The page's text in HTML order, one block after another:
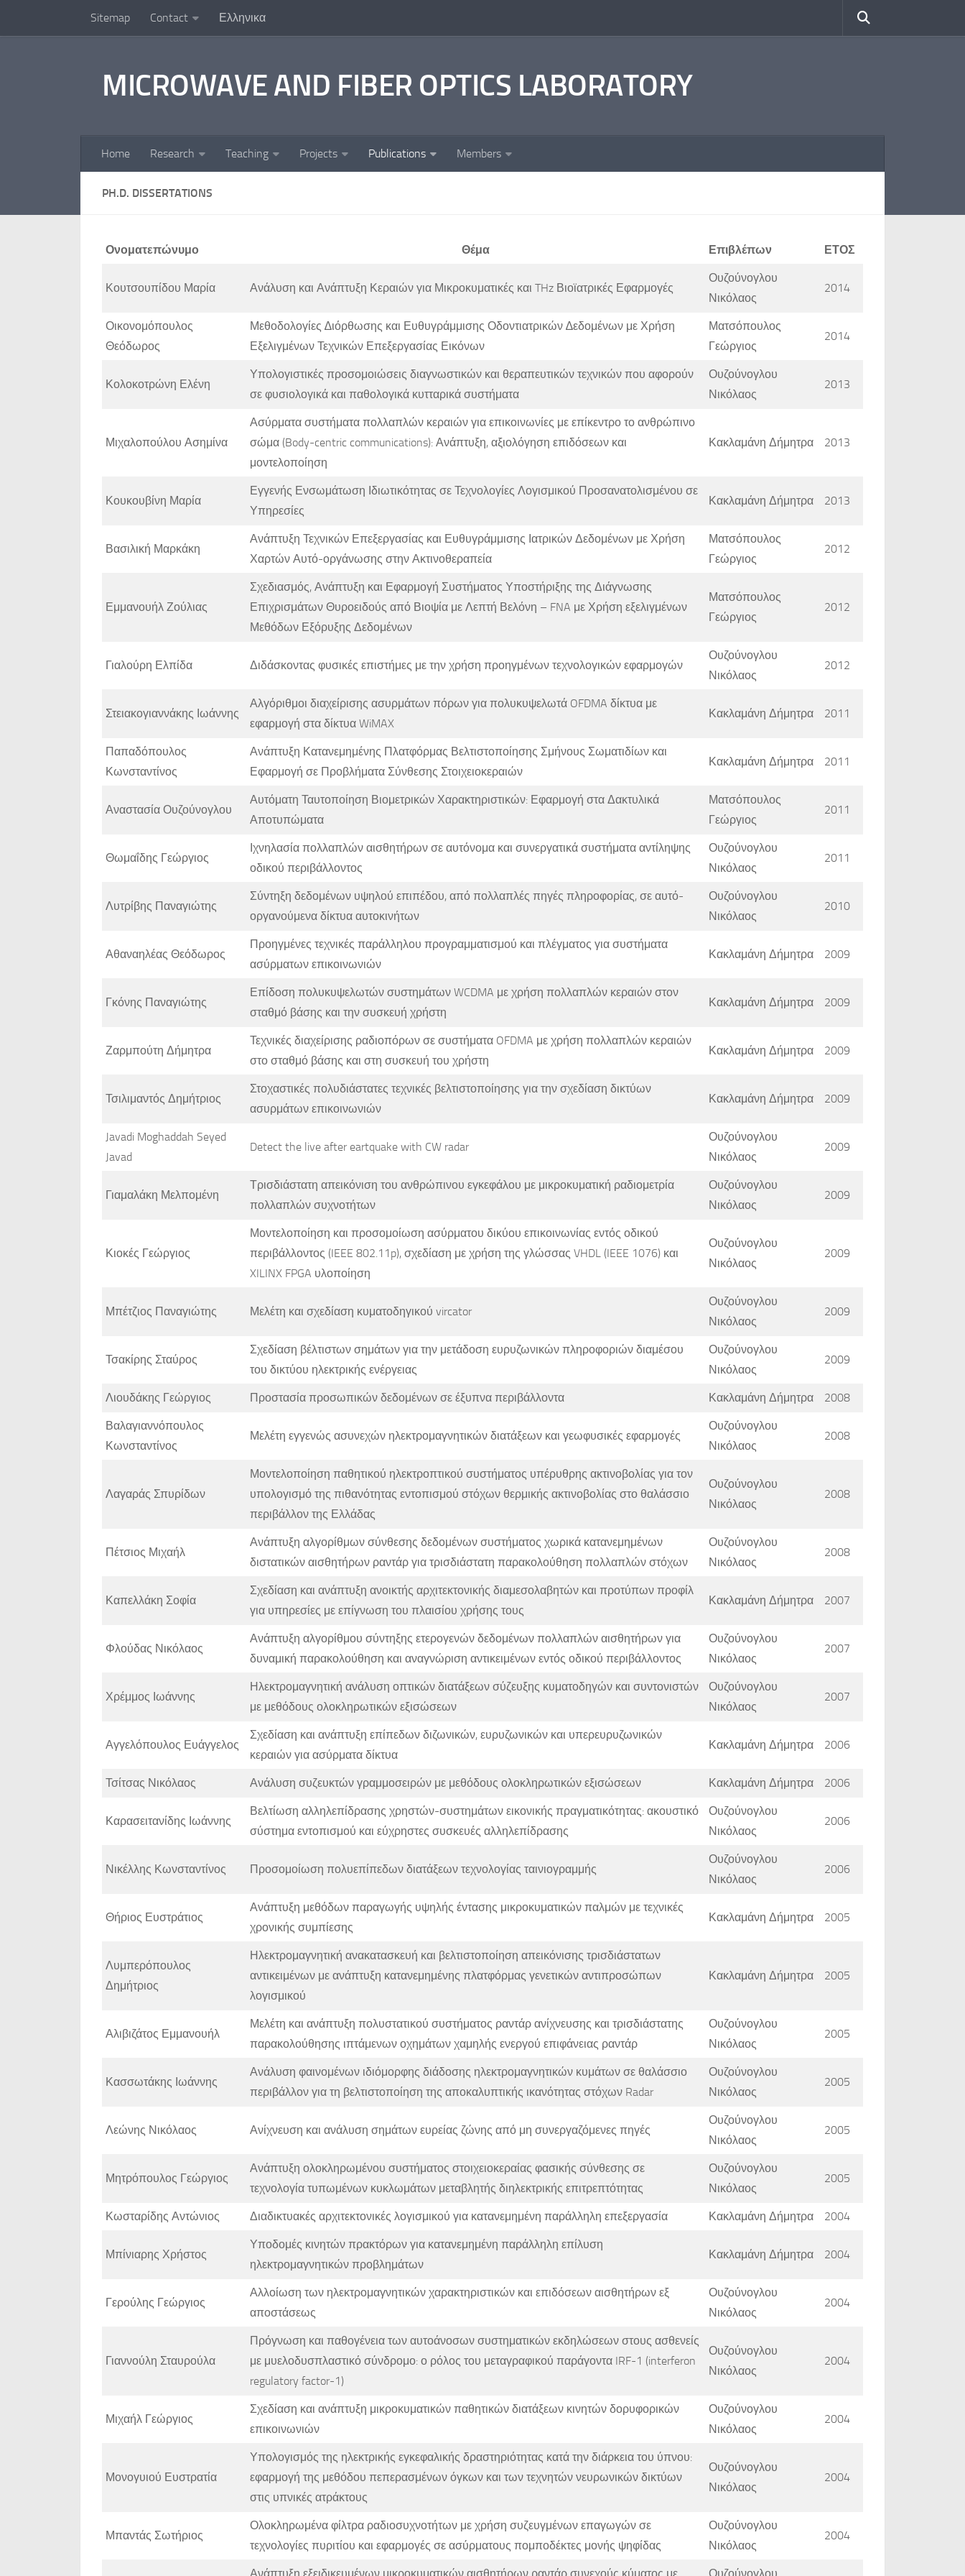
Skip to contentSitemap Contact Ελληνικα
MICROWAVE AND FIBER OPTICS LABORATORY
Home Research Teaching Projects Publications Members
PH.D. DISSERTATIONS
Ονοματεπώνυμο Θέμα Επιβλέπων ΕΤΟΣ
Κουτσουπίδου Μαρία Ανάλυση και Ανάπτυξη Κεραιών για Μικροκυματικές και THz Βιοϊατρικές Εφαρμογές
Ουζούνογλου
Νικόλαος
2014
Οικονομόπουλος
Θεόδωρος
Μεθοδολογίες ∆ιόρθωσης και Ευθυγράμμισης Οδοντιατρικών ∆εδομένων με Χρήση
Εξελιγμένων Τεχνικών Επεξεργασίας Εικόνων
Ματσόπουλος
Γεώργιος
2014
Κολοκοτρώνη Ελένη
Υπολογιστικές προσομοιώσεις διαγνωστικών και θεραπευτικών τεχνικών που αφορούν
σε φυσιολογικά και παθολογικά κυτταρικά συστήματα
Ουζούνογλου
Νικόλαος
2013
Μιχαλοπούλου Ασημίνα
Ασύρματα συστήματα πολλαπλών κεραιών για επικοινωνίες με επίκεντρο το ανθρώπινο
σώμα (Body-centric communications): Ανάπτυξη, αξιολόγηση επιδόσεων και
μοντελοποίηση
Κακλαμάνη Δήμητρα 2013
Κουκουβίνη Μαρία
Εγγενής Ενσωμάτωση Ιδιωτικότητας σε Τεχνολογίες Λογισμικού Προσανατολισμένου σε
Υπηρεσίες
Κακλαμάνη Δήμητρα 2013
Βασιλική Μαρκάκη
Ανάπτυξη Τεχνικών Επεξεργασίας και Ευθυγράμμισης Ιατρικών Δεδομένων με Χρήση
Χαρτών Αυτό-οργάνωσης στην Ακτινοθεραπεία
Ματσόπουλος
Γεώργιος
2012
Εμμανουήλ Ζούλιας
Σχεδιασμός, Ανάπτυξη και Εφαρμογή Συστήματος Υποστήριξης της Διάγνωσης
Επιχρισμάτων Θυροειδούς από Βιοψία με Λεπτή Βελόνη – FNA με Χρήση εξελιγμένων
Μεθόδων Εξόρυξης Δεδομένων
Ματσόπουλος
Γεώργιος
2012
Γιαλούρη Ελπίδα Διδάσκοντας φυσικές επιστήμες με την χρήση προηγμένων τεχνολογικών εφαρμογών
Ουζούνογλου
Νικόλαος
2012
Στειακογιαννάκης Ιωάννης
Αλγόριθμοι διαχείρισης ασυρμάτων πόρων για πολυκυψελωτά OFDMA δίκτυα με
εφαρμογή στα δίκτυα WiMAX
Κακλαμάνη Δήμητρα 2011
Παπαδόπουλος
Κωνσταντίνος
Ανάπτυξη Κατανεμημένης Πλατφόρμας Βελτιστοποίησης Σμήνους Σωματιδίων και
Εφαρμογή σε Προβλήματα Σύνθεσης Στοιχειοκεραιών
Κακλαμάνη Δήμητρα 2011
Αναστασία Ουζούνογλου
Αυτόματη Ταυτοποίηση Βιομετρικών Χαρακτηριστικών: Εφαρμογή στα Δακτυλικά
Αποτυπώματα
Ματσόπουλος
Γεώργιος
2011
Θωμαΐδης Γεώργιος
Ιχνηλασία πολλαπλών αισθητήρων σε αυτόνομα και συνεργατικά συστήματα αντίληψης
οδικού περιβάλλοντος
Ουζούνογλου
Νικόλαος
2011
Λυτρίβης Παναγιώτης
Σύντηξη δεδομένων υψηλού επιπέδου, από πολλαπλές πηγές πληροφορίας, σε αυτό-
οργανούμενα δίκτυα αυτοκινήτων
Ουζούνογλου
Νικόλαος
2010
Αθαναηλέας Θεόδωρος
Προηγμένες τεχνικές παράλληλου προγραμματισμού και πλέγματος για συστήματα
ασύρματων επικοινωνιών
Κακλαμάνη Δήμητρα 2009
Γκόνης Παναγιώτης
Επίδοση πολυκυψελωτών συστημάτων WCDMA με χρήση πολλαπλών κεραιών στον
σταθμό βάσης και την συσκευή χρήστη
Κακλαμάνη Δήμητρα 2009
Ζαρμπούτη Δήμητρα
Τεχνικές διαχείρισης ραδιοπόρων σε συστήματα OFDMA με χρήση πολλαπλών κεραιών
στο σταθμό βάσης και στη συσκευή του χρήστη
Κακλαμάνη Δήμητρα 2009
Τσιλιμαντός Δημήτριος
Στοχαστικές πολυδιάστατες τεχνικές βελτιστοποίησης για την σχεδίαση δικτύων
ασυρμάτων επικοινωνιών
Κακλαμάνη Δήμητρα 2009
Javadi Moghaddah Seyed
Javad
Detect the live after eartquake with CW radar
Ουζούνογλου
Νικόλαος
2009
Γιαμαλάκη Μελπομένη
Τρισδιάστατη απεικόνιση του ανθρώπινου εγκεφάλου με μικροκυματική ραδιομετρία
πολλαπλών συχνοτήτων
Ουζούνογλου
Νικόλαος
2009
Κιοκές Γεώργιος
Μοντελοποίηση και προσομοίωση ασύρματου δικύου επικοινωνίας εντός οδικού
περιβάλλοντος (IEEE 802.11p), σχεδίαση με χρήση της γλώσσας VHDL (IEEE 1076) και
XILINX FPGA υλοποίηση
Ουζούνογλου
Νικόλαος
2009
Μπέτζιος Παναγιώτης Μελέτη και σχεδίαση κυματοδηγικού vircator
Ουζούνογλου
Νικόλαος
2009
Τσακίρης Σταύρος
Σχεδίαση βέλτιστων σημάτων για την μετάδοση ευρυζωνικών πληροφοριών διαμέσου
του δικτύου ηλεκτρικής ενέργειας
Ουζούνογλου
Νικόλαος
2009
Λιουδάκης Γεώργιος Προστασία προσωπικών δεδομένων σε έξυπνα περιβάλλοντα Κακλαμάνη Δήμητρα 2008
Βαλαγιαννόπουλος
Κωνσταντίνος
Μελέτη εγγενώς ασυνεχών ηλεκτρομαγνητικών διατάξεων και γεωφυσικές εφαρμογές
Ουζούνογλου
Νικόλαος
2008
Λαγαράς Σπυρίδων
Μοντελοποίηση παθητικού ηλεκτροπτικού συστήματος υπέρυθρης ακτινοβολίας για τον
υπολογισμό της πιθανότητας εντοπισμού στόχων θερμικής ακτινοβολίας στο θαλάσσιο
περιβάλλον της Ελλάδας
Ουζούνογλου
Νικόλαος
2008
Πέτσιος Μιχαήλ
Ανάπτυξη αλγορίθμων σύνθεσης δεδομένων συστήματος χωρικά κατανεμημένων
διστατικών αισθητήρων ραντάρ για τρισδιάστατη παρακολούθηση πολλαπλών στόχων
Ουζούνογλου
Νικόλαος
2008
Καπελλάκη Σοφία
Σχεδίαση και ανάπτυξη ανοικτής αρχιτεκτονικής διαμεσολαβητών και προτύπων προφίλ
για υπηρεσίες με επίγνωση του πλαισίου χρήσης τους
Κακλαμάνη Δήμητρα 2007
Φλούδας Νικόλαος
Ανάπτυξη αλγορίθμου σύντηξης ετερογενών δεδομένων πολλαπλών αισθητήρων για
δυναμική παρακολούθηση και αναγνώριση αντικειμένων εντός οδικού περιβάλλοντος
Ουζούνογλου
Νικόλαος
2007
Χρέμμος Ιωάννης
Ηλεκτρομαγνητική ανάλυση οπτικών διατάξεων σύζευξης κυματοδηγών και συντονιστών
με μεθόδους ολοκληρωτικών εξισώσεων
Ουζούνογλου
Νικόλαος
2007
Αγγελόπουλος Ευάγγελος
Σχεδίαση και ανάπτυξη επίπεδων διζωνικών, ευρυζωνικών και υπερευρυζωνικών
κεραιών για ασύρματα δίκτυα
Κακλαμάνη Δήμητρα 2006
Τσίτσας Νικόλαος Ανάλυση συζευκτών γραμμοσειρών με μεθόδους ολοκληρωτικών εξισώσεων Κακλαμάνη Δήμητρα 2006
Καρασειτανίδης Ιωάννης
Βελτίωση αλληλεπίδρασης χρηστών-συστημάτων εικονικής πραγματικότητας: ακουστικό
σύστημα εντοπισμού και εύχρηστες συσκευές αλληλεπίδρασης
Ουζούνογλου
Νικόλαος
2006
Νικέλλης Κωνσταντίνος Προσομοίωση πολυεπίπεδων διατάξεων τεχνολογίας ταινιογραμμής
Ουζούνογλου
Νικόλαος
2006
Θήριος Ευστράτιος
Ανάπτυξη μεθόδων παραγωγής υψηλής έντασης μικροκυματικών παλμών με τεχνικές
χρονικής συμπίεσης
Κακλαμάνη Δήμητρα 2005
Λυμπερόπουλος
Δημήτριος
Ηλεκτρομαγνητική ανακατασκευή και βελτιστοποίηση απεικόνισης τρισδιάστατων
αντικειμένων με ανάπτυξη κατανεμημένης πλατφόρμας γενετικών αντιπροσώπων
λογισμικού
Κακλαμάνη Δήμητρα 2005
Αλιβιζάτος Εμμανουήλ
Μελέτη και ανάπτυξη πολυστατικού συστήματος ραντάρ ανίχνευσης και τρισδιάστατης
παρακολούθησης ιπτάμενων οχημάτων χαμηλής ενεργού επιφάνειας ραντάρ
Ουζούνογλου
Νικόλαος
2005
Κασσωτάκης Ιωάννης
Ανάλυση φαινομένων ιδιόμορφης διάδοσης ηλεκτρομαγνητικών κυμάτων σε θαλάσσιο
περιβάλλον για τη βελτιστοποίηση της αποκαλυπτικής ικανότητας στόχων Radar
Ουζούνογλου
Νικόλαος
2005
Λεώνης Νικόλαος Ανίχνευση και ανάλυση σημάτων ευρείας ζώνης από μη συνεργαζόμενες πηγές
Ουζούνογλου
Νικόλαος
2005
Μητρόπουλος Γεώργιος
Ανάπτυξη ολοκληρωμένου συστήματος στοιχειοκεραίας φασικής σύνθεσης σε
τεχνολογία τυπωμένων κυκλωμάτων μεταβλητής διηλεκτρικής επιτρεπτότητας
Ουζούνογλου
Νικόλαος
2005
Κωσταρίδης Αντώνιος Διαδικτυακές αρχιτεκτονικές λογισμικού για κατανεμημένη παράλληλη επεξεργασία Κακλαμάνη Δήμητρα 2004
Μπίνιαρης Χρήστος
Υποδομές κινητών πρακτόρων για κατανεμημένη παράλληλη επίλυση
ηλεκτρομαγνητικών προβλημάτων
Κακλαμάνη Δήμητρα 2004
Γερούλης Γεώργιος
Αλλοίωση των ηλεκτρομαγνητικών χαρακτηριστικών και επιδόσεων αισθητήρων εξ
αποστάσεως
Ουζούνογλου
Νικόλαος
2004
Γιαννούλη Σταυρούλα
Πρόγνωση και παθογένεια των αυτοάνοσων συστηματικών εκδηλώσεων στους ασθενείς
με μυελοδυσπλαστικό σύνδρομο: ο ρόλος του μεταγραφικού παράγοντα IRF-1 (interferon
regulatory factor-1)
Ουζούνογλου
Νικόλαος
2004
Μιχαήλ Γεώργιος
Σχεδίαση και ανάπτυξη μικροκυματικών παθητικών διατάξεων κινητών δορυφορικών
επικοινωνιών
Ουζούνογλου
Νικόλαος
2004
Μονογυιού Ευστρατία
Υπολογισμός της ηλεκτρικής εγκεφαλικής δραστηριότητας κατά την διάρκεια του ύπνου:
εφαρμογή της μεθόδου πεπερασμένων όγκων και των τεχνητών νευρωνικών δικτύων
στις υπνικές ατράκτους
Ουζούνογλου
Νικόλαος
2004
Μπαντάς Σωτήριος
Ολοκληρωμένα φίλτρα ραδιοσυχνοτήτων με χρήση συζευγμένων επαγωγών σε
τεχνολογίες πυριτίου και εφαρμογές σε ασύρματους πομποδέκτες μονής ψηφίδας
Ουζούνογλου
Νικόλαος
2004